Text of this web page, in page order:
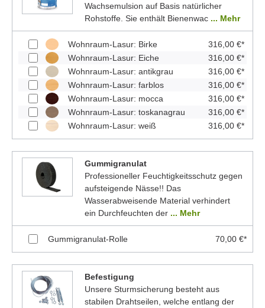
Wachsemulsion auf Basis natürlicher
Rohstoffe. Sie enthält Bienenwac ... Mehr
Wohnraum-Lasur: Birke
316,00 €*
Wohnraum-Lasur: Eiche
316,00 €*
Wohnraum-Lasur: antikgrau
316,00 €*
Wohnraum-Lasur: farblos
316,00 €*
Wohnraum-Lasur: mocca
316,00 €*
Wohnraum-Lasur: toskanagrau
316,00 €*
Wohnraum-Lasur: weiß
316,00 €*
Gummigranulat
Professioneller Feuchtigkeitsschutz gegen
aufsteigende Nässe!! Das
Wasserabweisende Material verhindert
ein Durchfeuchten der ... Mehr
Gummigranulat-Rolle 70,00 €*
Befestigung
Unsere Sturmsicherung besteht aus
stabilen Drahtseilen, welche entlang der